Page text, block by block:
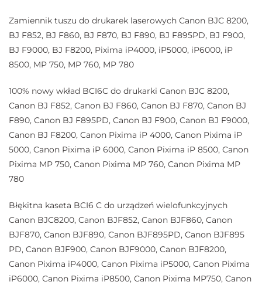
Zamiennik tuszu do drukarek laserowych Canon BJC 8200,
BJ F852, BJ F860, BJ F870, BJ F890, BJ F895PD, BJ F900,
BJ F9000, BJ F8200, Pixima iP4000, iP5000, iP6000, iP
8500, MP 750, MP 760, MP 780
100% nowy wkład BCI6C do drukarki Canon BJC 8200,
Canon BJ F852, Canon BJ F860, Canon BJ F870, Canon BJ
F890, Canon BJ F895PD, Canon BJ F900, Canon BJ F9000,
Canon BJ F8200, Canon Pixima iP 4000, Canon Pixima iP
5000, Canon Pixima iP 6000, Canon Pixima iP 8500, Canon
Pixima MP 750, Canon Pixima MP 760, Canon Pixima MP
780
Błękitna kaseta BCI6 C do urządzeń wielofunkcyjnych
Canon BJC8200, Canon BJF852, Canon BJF860, Canon
BJF870, Canon BJF890, Canon BJF895PD, Canon BJF895
PD, Canon BJF900, Canon BJF9000, Canon BJF8200,
Canon Pixima iP4000, Canon Pixima iP5000, Canon Pixima
iP6000, Canon Pixima iP8500, Canon Pixima MP750, Canon